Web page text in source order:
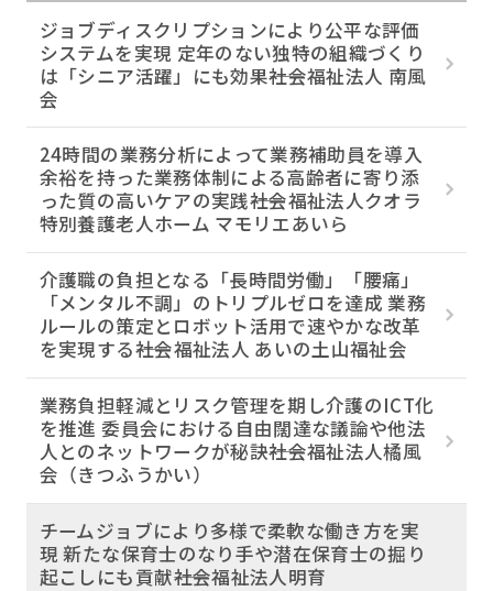
ジョブディスクリプションにより公平な評価
システムを実現 定年のない独特の組織づくり
は「シニア活躍」にも効果――社会福祉法人 南風
会
24時間の業務分析によって業務補助員を導入
余裕を持った業務体制による高齢者に寄り添
った質の高いケアの実践――社会福祉法人クオラ
特別養護老人ホーム マモリエあいら
介護職の負担となる「長時間労働」「腰痛」
「メンタル不調」のトリプルゼロを達成 業務
ルールの策定とロボット活用で速やかな改革
を実現する――社会福祉法人 あいの土山福祉会
業務負担軽減とリスク管理を期し介護のICT化
を推進 委員会における自由闊達な議論や他法
人とのネットワークが秘訣――社会福祉法人橘風
会（きつふうかい）
チームジョブにより多様で柔軟な働き方を実
現 新たな保育士のなり手や潜在保育士の掘り
起こしにも貢献――社会福祉法人明育